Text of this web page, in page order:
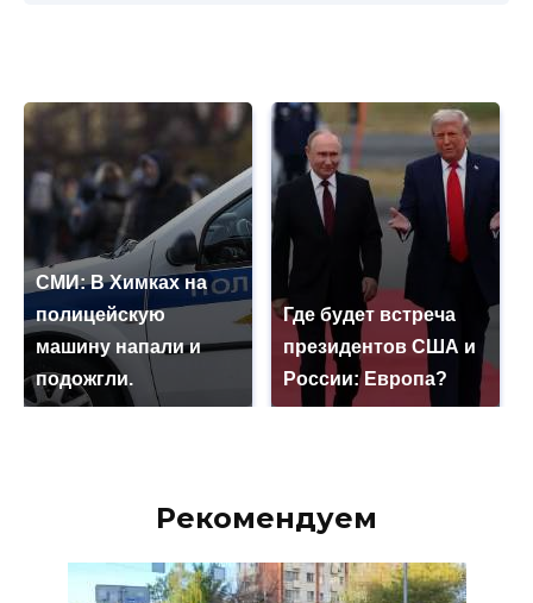
СМИ: В Химках на
полицейскую
машину напали и
подожгли.
Где будет встреча
президентов США и
России: Европа?
Рекомендуем